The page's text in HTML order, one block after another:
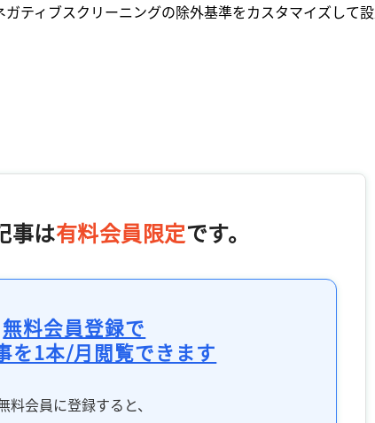
ティブスクリーニングの除外基準をカスタマイズして
事は有料会員限定です。
無料会員登録で
を1本/月閲覧できます
料会員に登録すると、